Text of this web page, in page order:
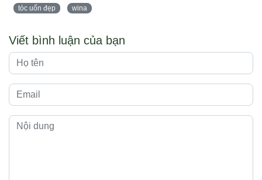
tóc uốn đẹp
wina
Viết bình luận của bạn